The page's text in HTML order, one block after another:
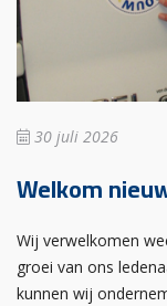
30 juli 2026
Welkom
Wij verwelkomen
groei van ons
kunnen wij